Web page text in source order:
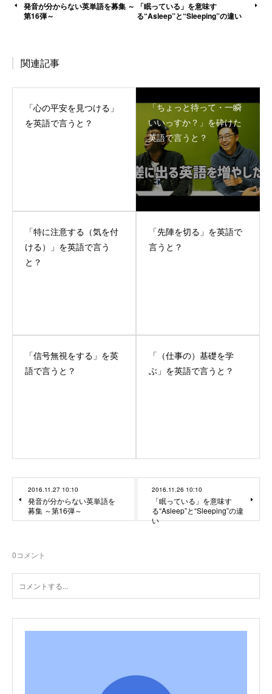
発音が分からない英単語を募集 ～
第16弾～
「眠っている」を意味す
る“Asleep”と“Sleeping”の違い
関連記事
「心の平安を見つける」
を英語で言うと？
「ちょっと待って・一瞬
いいっすか？」を砕けた
英語で言うと？
「特に注意する（気を付
ける）」を英語で言う
と？
「先陣を切る」を英語で
言うと？
「信号無視をする」を英
語で言うと？
「（仕事の）基礎を学
ぶ」を英語で言うと？
2016.11.27 10:10
発音が分からない英単語を
募集 ～第16弾～
2016.11.26 10:10
「眠っている」を意味す
る“Asleep”と“Sleeping”の違
い
0コメント